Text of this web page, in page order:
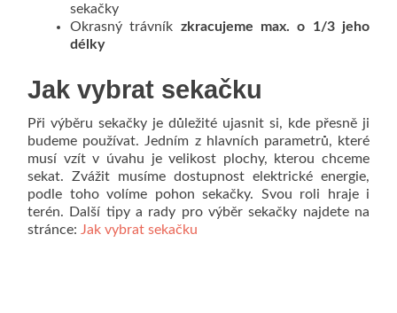
sekačky
Okrasný trávník zkracujeme max. o 1/3 jeho
délky
Jak vybrat sekačku
Při výběru sekačky je důležité ujasnit si, kde přesně ji
budeme používat. Jedním z hlavních parametrů, které
musí vzít v úvahu je velikost plochy, kterou chceme
sekat. Zvážit musíme dostupnost elektrické energie,
podle toho volíme pohon sekačky. Svou roli hraje i
terén. Další tipy a rady pro výběr sekačky najdete na
stránce: Jak vybrat sekačku